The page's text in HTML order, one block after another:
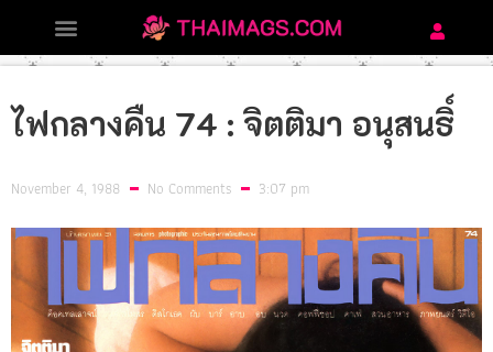
ไฟกลางคืน 74 : จิตติมา อนุสนธิ์
November 4, 1988 No Comments 3:07 pm